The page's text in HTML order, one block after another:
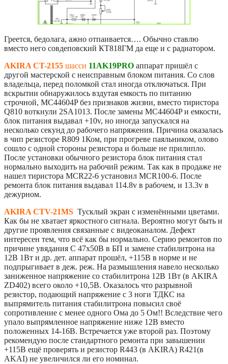
Греется, бедолага, ажно отпаивается…. Обычно ставлю
вместо него совдеповский КТ818ГМ да еще и с радиатором.
AKIRA CT-2155 шасси 11AK19PRO аппарат пришёл с
другой мастерской с неисправным блоком питания. Со слов
владельца, перед поломкой стал иногда отключаться. При
вскрытии обнаружилось вздутая емкость по питанию
строчной, MC44604P без признаков жизни, вместо тиристора
Q810 воткнули 2SA1013. После замены MC44604P и емкости,
блок питания выдавал +10v, но иногда запускался на
несколько секунд до рабочего напряжения. Причина оказалась
в чип резисторе R809 1Ком, при прогреве паяльником, олово
сошло с одной стороны резистора и больше не прилипло.
После установки обычного резистора блок питания стал
нормально выходить на рабочий режим. Так как в продаже не
нашел тиристора MCR22-6 установил MCR100-6. После
ремонта блок питания выдавал 114.8v в рабочем, и 13.3v в
дежурном.
AKIRA CTV-21MS Тусклый экран с изменёнными цветами.
Как бы не хватает яркостного сигнала. Вероятно могут быть и
другие проявления связанные с видеоканалом. Дефект
интересен тем, что всё как бы нормально. Серию ремонтов по
причине увядания С 47х50В в БП и замене стабилитрона на
12В 1Вт и др. дет. аппарат прошёл, +115В в норме и не
подпрыгивает в деж. реж. На размышления навело несколько
заниженное напряжение со стабилитрона 12В 1Вт (в AKIRA
ZD402) всего около +10,5В. Оказалось что разрывной
резистор, подающий напряжение с 3 ноги ТДКС на
выпрямитель питания стабилитрона повысил своё
сопротивление с менее одного Ома до 5 Ом!! Вследствие чего
упало выпрямленное напряжение ниже 12В вместо
положенных 14-16В. Встречается уже второй раз. Поэтому
рекомендую после стандартного ремонта при завышении
+115В ещё проверять и резистор R443 (в AKIRA) R421(в
AKAI) не увеличился ли его номинал.